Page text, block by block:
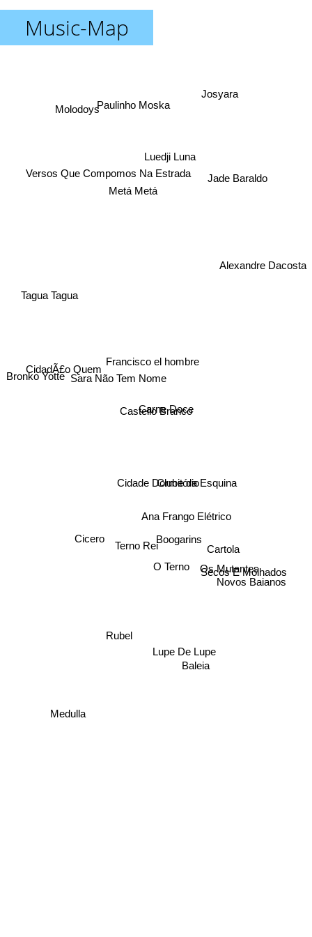
Music-Map
Castello Branco
Carne Doce
Francisco el hombre
Cidade Dormitório
Boogarins
Sara Não Tem Nome
Ana Frango Elétrico
Clube da Esquina
Metá Metá
Terno Rei
Luedji Luna
O Terno
Cicero
Rubel
Cartola
Versos Que Compomos Na Estrada
CidadÃ£o Quem
Os Mutantes
Lupe De Lupe
Secos E Molhados
Paulinho Moska
Tagua Tagua
Bronko Yotte
Alexandre Dacosta
Novos Baianos
Molodoys